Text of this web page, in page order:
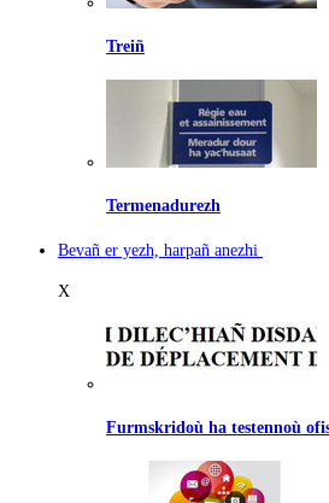
Treiñ
Termenadurezh
Bevañ er yezh, harpañ anezhi
X
Furmskridoù ha testennoù